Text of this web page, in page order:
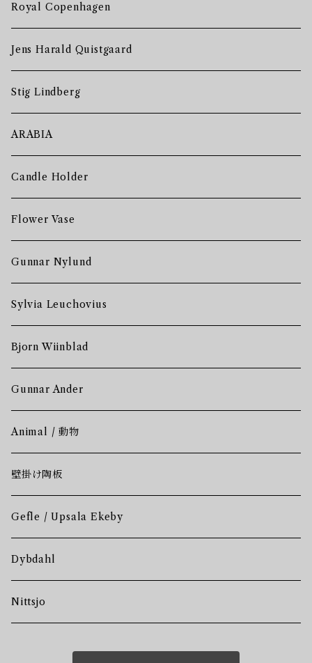
Royal Copenhagen
Jens Harald Quistgaard
Stig Lindberg
ARABIA
Candle Holder
Flower Vase
Gunnar Nylund
Sylvia Leuchovius
Bjorn Wiinblad
Gunnar Ander
Animal / 動物
壁掛け陶板
Gefle / Upsala Ekeby
Dybdahl
Nittsjo